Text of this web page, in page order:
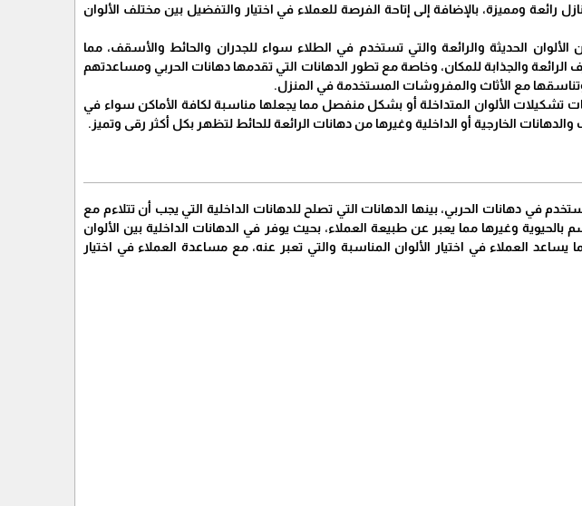
رائعة ومميزة، بالإضافة إلى إتاحة الفرصة للعملاء في اختيار والتفضيل بين مختلف الألوان
الحديثة والرائعة والتي تستخدم في الطلاء سواء للجدران والحائط والأسقف، مما
والجذابة للمكان، وخاصة مع تطور الدهانات التي تقدمها دهانات الحربي ومساعدتهم
مع الأثاث والمفروشات المستخدمة في المنزل.
تشكيلات الألوان المتداخلة أو بشكل منفصل مما يجعلها مناسبة لكافة الأماكن سواء في
والدهانات الخارجية أو الداخلية وغيرها من دهانات الرائعة للحائط لتظهر بكل أكثر رقى وتميز.
في دهانات الحربي، بينها الدهانات التي تصلح للدهانات الداخلية التي يجب أن تتلاءم مع
وغيرها مما يعبر عن طبيعة العملاء، بحيث يوفر في الدهانات الداخلية بين الألوان
يساعد العملاء في اختيار الألوان المناسبة والتي تعبر عنه، مع مساعدة العملاء في اختيار